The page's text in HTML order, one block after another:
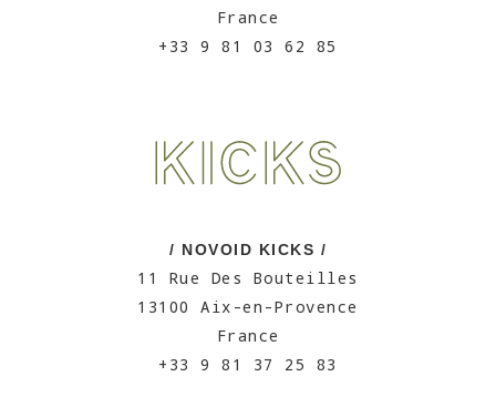
France
+33 9 81 03 62 85
/ NOVOID KICKS /
11 Rue Des Bouteilles
13100 Aix-en-Provence
France
+33 9 81 37 25 83